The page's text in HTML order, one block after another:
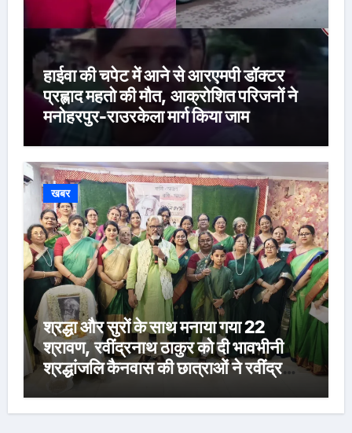
हाईवा की चपेट में आने से आरएमपी डॉक्टर
प्रह्लाद महतो की मौत, आक्रोशित परिजनों ने
मनोहरपुर-राउरकेला मार्ग किया जाम
खबर
श्रद्धा और सुरों के साथ मनाया गया 22
श्रावण, रवींद्रनाथ ठाकुर को दी भावभीनी
श्रद्धांजलि कैनवास की छात्राओं ने रवींद्र
बांधा समां